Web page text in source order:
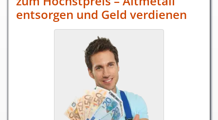
entsorgen und Geld verdienen